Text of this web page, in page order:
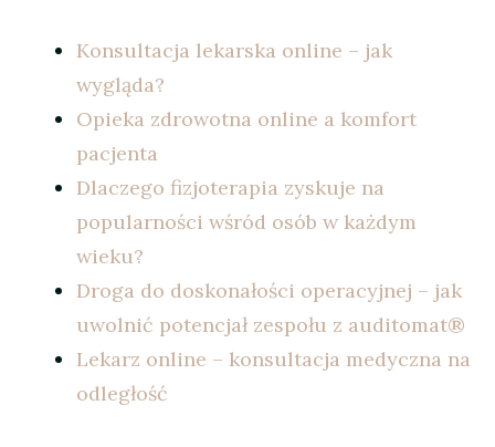
Konsultacja lekarska online – jak
wygląda?
Opieka zdrowotna online a komfort
pacjenta
Dlaczego fizjoterapia zyskuje na
popularności wśród osób w każdym
wieku?
Droga do doskonałości operacyjnej – jak
uwolnić potencjał zespołu z auditomat®
Lekarz online – konsultacja medyczna na
odległość